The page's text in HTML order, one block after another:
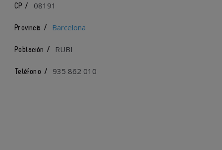
CP / 08191
Provincia / Barcelona
Población / RUBI
Teléfono / 935 862 010